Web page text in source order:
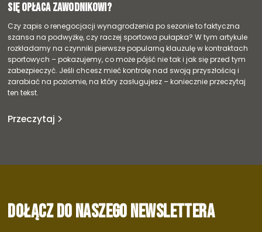
się opłaca zawodnikowi?
Czy zapis o renegocjacji wynagrodzenia po sezonie to faktyczna
szansa na podwyżkę, czy raczej sportowa pułapka? W tym artykule
rozkładamy na czynniki pierwsze popularną klauzulę w kontraktach
sportowych – pokazujemy, co może pójść nie tak i jak się przed tym
zabezpieczyć. Jeśli chcesz mieć kontrolę nad swoją przyszłością i
zarabiać na poziomie, na który zasługujesz – koniecznie przeczytaj
ten tekst.
Przeczytaj
Dołącz do naszego newslettera